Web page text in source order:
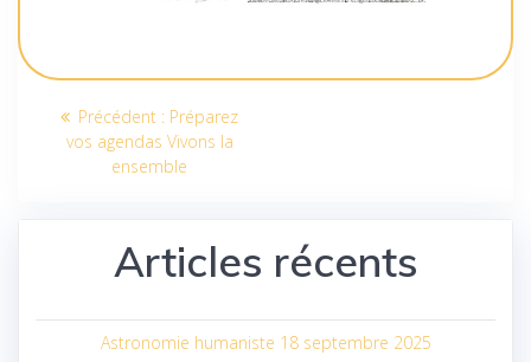
Navigation
Précédent : Article
précédent
:
Préparez
vos agendas Vivons la
ensemble
Articles récents
Astronomie humaniste 18 septembre 2025